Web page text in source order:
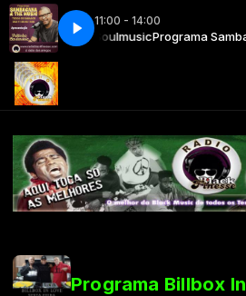
11:00 - 14:00
DJ Valtinho SoulmusicPrograma
Programa Billbox